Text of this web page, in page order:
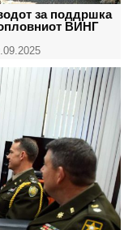
за поддршка
ВИНГ